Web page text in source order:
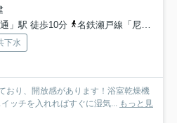
」駅 徒歩10分
名鉄瀬戸線「尼ケ坂」駅 徒歩12分
下水
おり、開放感があります！浴室乾燥機
ッチを入れればすぐに湿気... もっと見